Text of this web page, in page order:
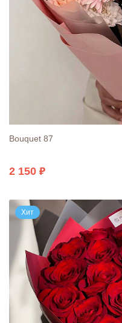
Bouquet 87
2 150
Хит